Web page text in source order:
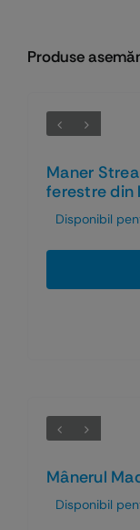
Produse
Maner
ferestre din
Disponibil
Mânerul
Disponibil